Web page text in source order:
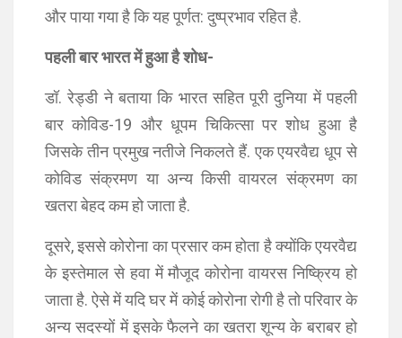
और पाया गया है कि यह पूर्णत: दुष्प्रभाव रहित है.
पहली बार भारत में हुआ है शोध-
डॉ. रेड्डी ने बताया कि भारत सहित पूरी दुनिया में पहली
बार कोविड-19 और धूपम चिकित्सा पर शोध हुआ है
जिसके तीन प्रमुख नतीजे निकलते हैं. एक एयरवैद्य धूप से
कोविड संक्रमण या अन्य किसी वायरल संक्रमण का
खतरा बेहद कम हो जाता है.
दूसरे, इससे कोरोना का प्रसार कम होता है क्योंकि एयरवैद्य
के इस्तेमाल से हवा में मौजूद कोरोना वायरस निष्क्रिय हो
जाता है. ऐसे में यदि घर में कोई कोरोना रोगी है तो परिवार के
अन्य सदस्यों में इसके फैलने का खतरा शून्य के बराबर हो